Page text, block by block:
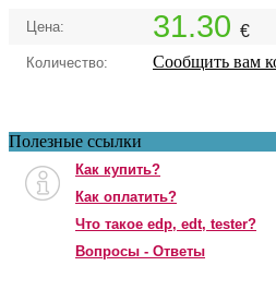
Цена: 31.30 €
Количество: Сообщить вам
Полезные ссылки
Как купить?
Как оплатить?
Что такое edp, edt, tester?
Вопросы - Ответы